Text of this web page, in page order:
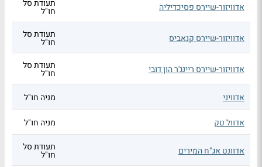
אדוויזור-שיירס פסיכדיליה תעודת סל
חו"ל
אדוויזור-שיירס קנאביס תעודת סל
חו"ל
אדוויזור-שיירס ריינג'ר הון דובי תעודת סל
חו"ל
אדוויני
מניה חו"ל
אדוול טק מניה חו"ל
אדוונט אג"ח המירים תעודת סל
חו"ל